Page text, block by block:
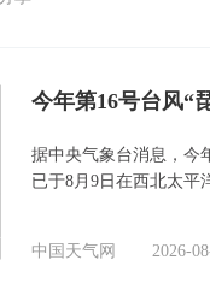
今年第16号台风“
据中央气象台消息，今
已于8月9日在西北太平
中国天气网 2026-